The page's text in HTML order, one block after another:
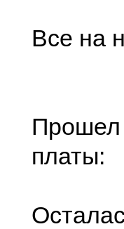
Все на
Прошел
платы: